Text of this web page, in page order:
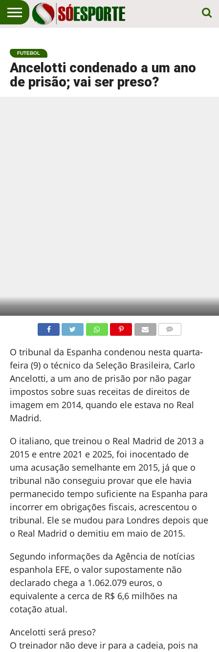
EM
PRIMEIRO
ESPORTE
FUTEBOL
Ancelotti condenado a um ano
de prisão; vai ser preso?
O tribunal da Espanha condenou nesta quarta-
feira (9) o técnico da Seleção Brasileira, Carlo
Ancelotti, a um ano de prisão por não pagar
impostos sobre suas receitas de direitos de
imagem em 2014, quando ele estava no Real
Madrid.
O italiano, que treinou o Real Madrid de 2013 a
2015 e entre 2021 e 2025, foi inocentado de
uma acusação semelhante em 2015, já que o
tribunal não conseguiu provar que ele havia
permanecido tempo suficiente na Espanha para
incorrer em obrigações fiscais, acrescentou o
tribunal. Ele se mudou para Londres depois que
o Real Madrid o demitiu em maio de 2015.
Segundo informações da Agência de notícias
espanhola EFE, o valor supostamente não
declarado chega a 1.062.079 euros, o
equivalente a cerca de R$ 6,6 milhões na
cotação atual.
Ancelotti será preso?
O treinador não deve ir para a cadeia, pois na